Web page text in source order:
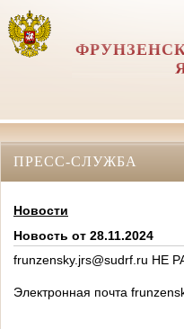
ПРЕСС-СЛУЖБА
Новости
Новость от 28.11.2024
frunzensky.jrs@sudrf.ru НЕ
Электронная почта